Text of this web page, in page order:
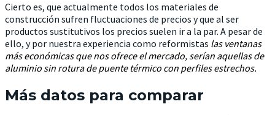
Cierto es, que actualmente todos los materiales de
construcción sufren fluctuaciones de precios y que al ser
productos sustitutivos los precios suelen ir a la par. A pesar de
ello, y por nuestra experiencia como reformistas las ventanas
más económicas que nos ofrece el mercado, serían aquellas de
aluminio sin rotura de puente térmico con perfiles estrechos.
Más datos para comparar